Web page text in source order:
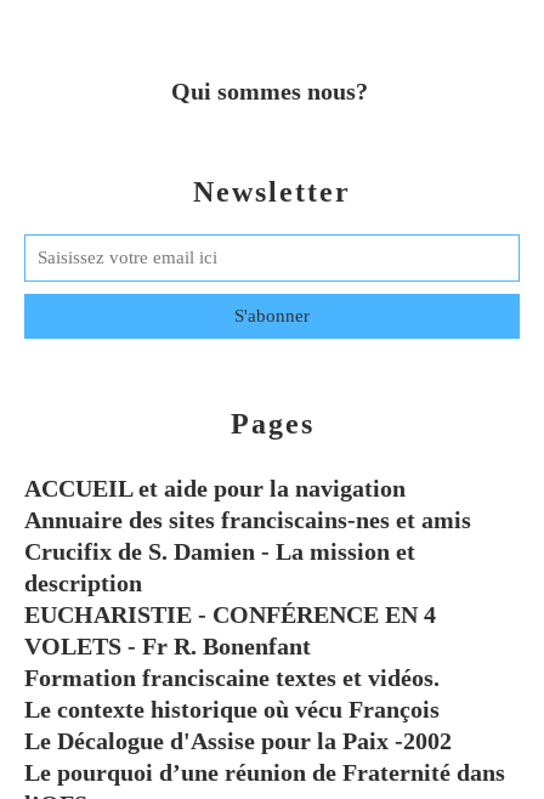
Newsletter
Pages
ACCUEIL et aide pour la navigation
Annuaire des sites franciscains-nes et amis
Crucifix de S. Damien - La mission et
description
EUCHARISTIE - CONFÉRENCE EN 4
VOLETS - Fr R. Bonenfant
Formation franciscaine textes et vidéos.
Le contexte historique où vécu François
Le Décalogue d'Assise pour la Paix -2002
Le pourquoi d’une réunion de Fraternité dans
Qui sommes nous?